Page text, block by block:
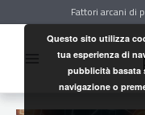
al
Fattori arcani di
Questo sito utilizza
tua esperienza di
pubblicità basata
navigazione o